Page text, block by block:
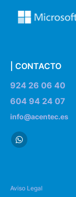
| CONTACTO
924 26 06 40
604 94 24 07
info@acentec.es
Aviso Legal